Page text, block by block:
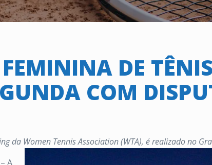
DE
COM
da Women Tennis Association (WTA), é realizado no
– A